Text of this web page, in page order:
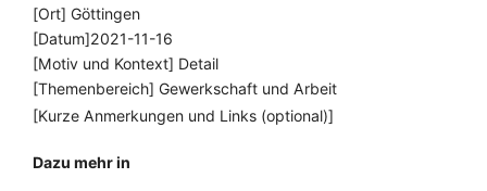
[Ort] Göttingen
[Datum]2021-11-16
[Motiv und Kontext] Detail
[Themenbereich] Gewerkschaft und Arbeit
[Kurze Anmerkungen und Links (optional)]
Dazu mehr in